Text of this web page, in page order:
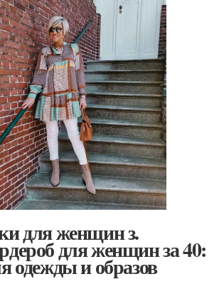
для женщин з.
для женщин за 40:
одежды и образов